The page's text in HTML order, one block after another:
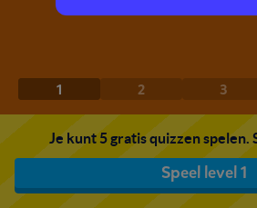
1 2 3
Je kunt 5 gratis quizzen spelen.
Speel level 1